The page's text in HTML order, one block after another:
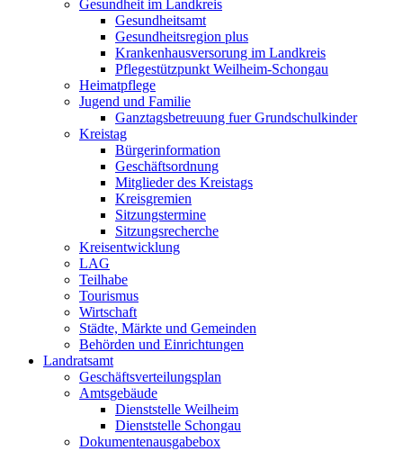
Gesundheit im Landkreis
Gesundheitsamt
Gesundheitsregion plus
Krankenhausversorung im Landkreis
Pflegestützpunkt Weilheim-Schongau
Heimatpflege
Jugend und Familie
Ganztagsbetreuung fuer Grundschulkinder
Kreistag
Bürgerinformation
Geschäftsordnung
Mitglieder des Kreistags
Kreisgremien
Sitzungstermine
Sitzungsrecherche
Kreisentwicklung
LAG
Teilhabe
Tourismus
Wirtschaft
Städte, Märkte und Gemeinden
Behörden und Einrichtungen
Landratsamt
Geschäftsverteilungsplan
Amtsgebäude
Dienststelle Weilheim
Dienststelle Schongau
Dokumentenausgabebox